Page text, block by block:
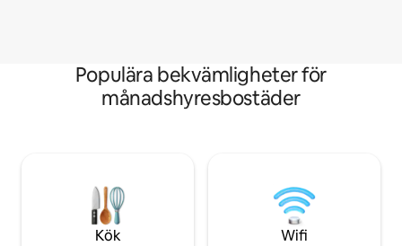
Populära bekvämligheter för
månadshyresbostäder
Kök Wifi